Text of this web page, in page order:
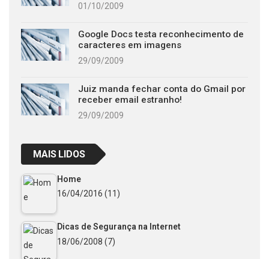
01/10/2009
Google Docs testa reconhecimento de
caracteres em imagens
29/09/2009
Juiz manda fechar conta do Gmail por
receber email estranho!
29/09/2009
MAIS LIDOS
Home
16/04/2016 (11)
Dicas de Segurança na Internet
18/06/2008 (7)